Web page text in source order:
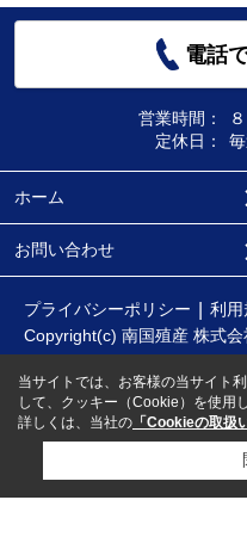
電話
営業時間：
定休日：
ホーム
お問い合わせ
プライバシーポリシー 利用
Copyright(c) 南国殖産 株式
当サイトでは、お客様の当サイト
して、クッキー（Cookie）を使用
詳しくは、当社の 「Cookieの取扱